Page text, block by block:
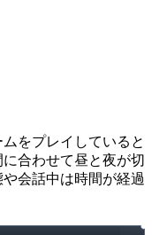
をプレイしていると
合わせて昼と夜が切
会話中は時間が経過